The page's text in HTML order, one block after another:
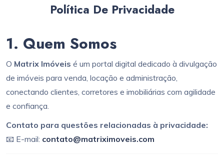
Política De Privacidade
1. Quem Somos
O Matrix Imóveis é um portal digital dedicado à divulgação
de imóveis para venda, locação e administração,
conectando clientes, corretores e imobiliárias com agilidade
e confiança.
Contato para questões relacionadas à privacidade:
📧 E-mail: contato@matriximoveis.com